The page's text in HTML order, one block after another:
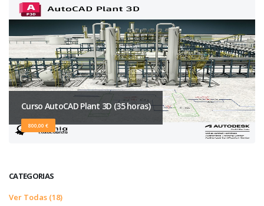
Curso AutoCAD Plant 3D (35 horas)
800,00 €
CATEGORIAS
Ver Todas (18)